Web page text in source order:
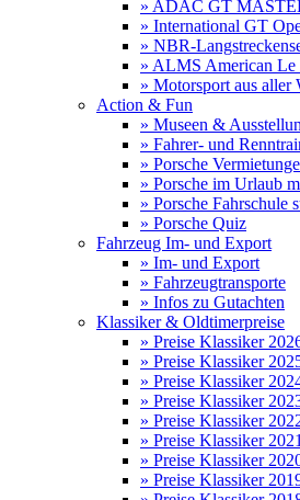
» ADAC GT
» International GT
» NBR-
» ALMS American Le
» Motorsport aus aller
Action & Fun
» Museen &
» Fahrer- und
» Porsche
» Porsche im Urlaub
» Porsche Fahrschule
» Porsche Quiz
Fahrzeug Im- und Export
» Im- und Export
» Fahrzeugtransporte
» Infos zu Gutachten
Klassiker & Oldtimerpreise
» Preise Klassiker
» Preise Klassiker
» Preise Klassiker
» Preise Klassiker
» Preise Klassiker
» Preise Klassiker 2021
» Preise Klassiker
» Preise Klassiker